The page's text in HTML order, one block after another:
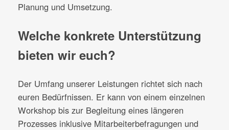
Planung und Umsetzung.
Welche konkrete Unterstützung
bieten wir euch?
Der Umfang unserer Leistungen richtet sich nach
euren Bedürfnissen. Er kann von einem einzelnen
Workshop bis zur Begleitung eines längeren
Prozesses inklusive Mitarbeiterbefragungen und